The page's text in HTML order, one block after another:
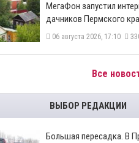
МегаФон запустил
дачников Пермского
06 августа 2026, 17:10
Все
ВЫБОР РЕДАКЦИИ
Большая пересадка. В